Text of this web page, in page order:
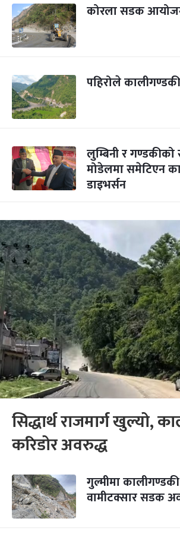
कोरला सडक
पहिरोले
लुम्बिनी र
मोडेलमा समेटिएन
डाइभर्सन
सिद्धार्थ राजमार्ग खुल्यो,
करिडोर अवरुद्ध
गुल्मीमा
वामीटक्सार सडक